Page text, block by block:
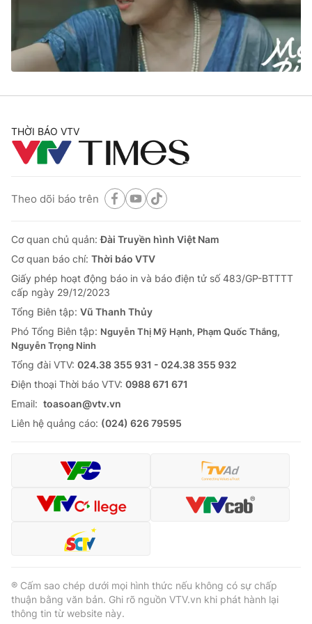
Thị trường
Tư vấn
Lịch phát sóng
Photo Infographic
Video Shorts video
VTV Money VTV Thể thao
VTV Sức khoẻ Bất động sản
Thị trường 24h Tấm lòng Việt
VTV4 Vươn mình bằng AI
VTV9
THỜI BÁO VTV
Theo dõi báo trên
Cơ quan chủ quản: Đài Truyền hình Việt Nam
THỜI BÁO VTV
Theo dõi báo trên
Cơ quan chủ quản:Đài Truyền hình Việt Nam
Cơ quan báo chí: Thời báo VTV
Giấy phép hoạt động báo in và báo điện tử số 483/GP-BTTTT
cấp ngày 29/12/2023
Tổng Biên tập: Vũ Thanh Thủy
Phó Tổng Biên tập: Nguyễn Thị Mỹ Hạnh, Phạm Quốc Thắng,
Nguyễn Trọng Ninh
Tổng đài VTV: 024.38 355 931 - 024.38 355 932
Ðiện thoại Thời báo VTV: 0988 671 671
Email: toasoan@vtv.vn
Liên hệ quảng cáo: (024) 626 79595
® Cấm sao chép dưới mọi hình thức nếu không có sự chấp
thuận bằng văn bản. Ghi rõ nguồn VTV.vn khi phát hành lại
thông tin từ website này.